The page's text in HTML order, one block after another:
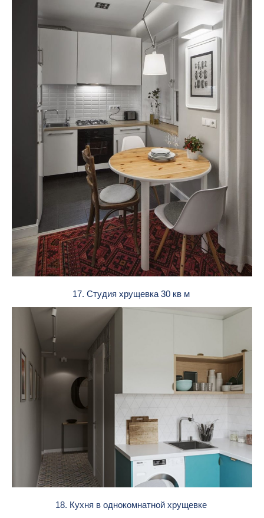
17. Студия хрущевка 30 кв м
18. Кухня в однокомнатной хрущевке